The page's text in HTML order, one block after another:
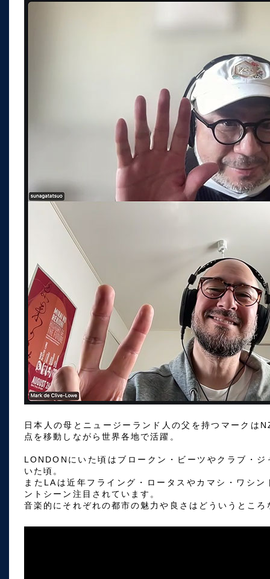
日本人の母とニュージーランド人の父を持つマーク
点を移動しながら世界各地で活躍。
LONDONにいた頃はブロークン・ビーツやクラブ・
いた頃。
またLAは近年フライング・ロータスやカマシ・ワシ
ントシーン注目されています。
音楽的にそれぞれの都市の魅力や良さはどういうとこ